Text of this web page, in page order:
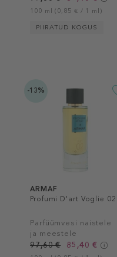
100 ml (0,85 € / 1 ml)
PIIRATUD KOGUS
-13%
ARMAF
Profumi D'art Voglie 02
Parfüümvesi naistele
ja meestele
97,60 €
85,40 €